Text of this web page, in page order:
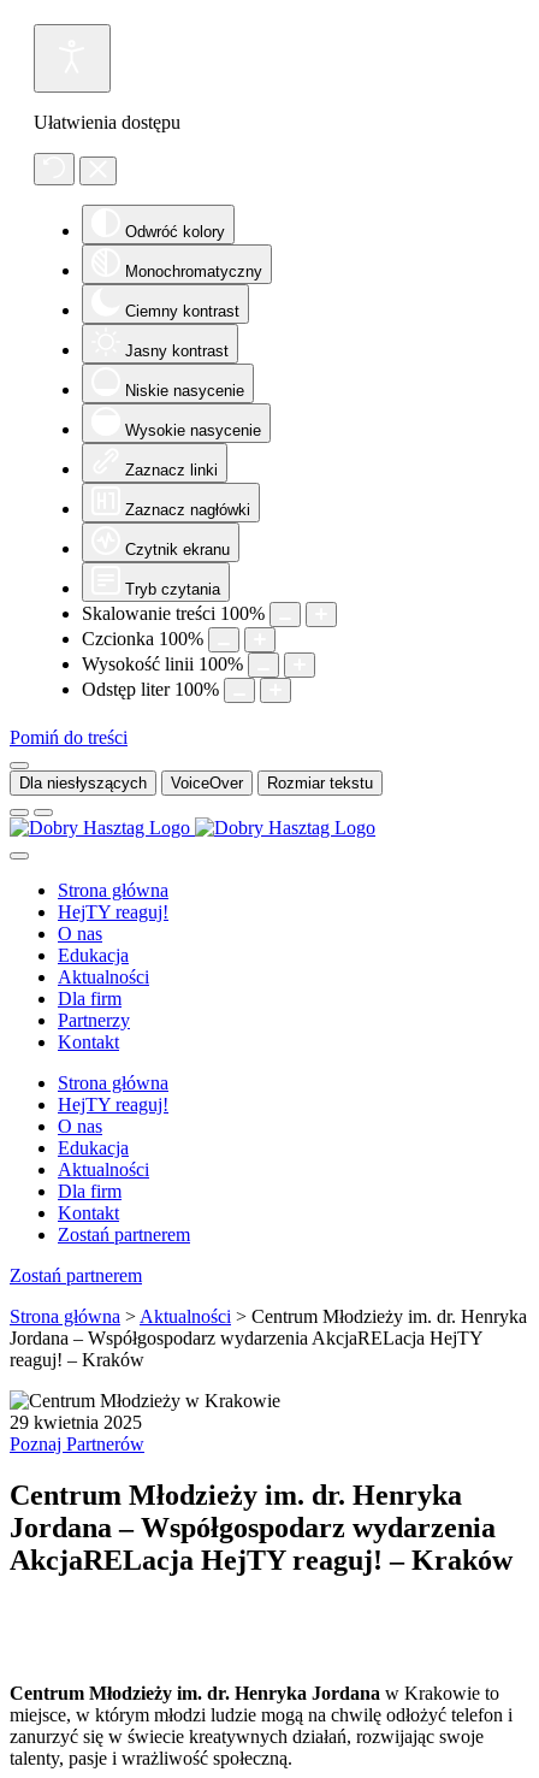
Ułatwienia dostępu
Odwróć kolory
Monochromatyczny
Ciemny kontrast
Jasny kontrast
Niskie nasycenie
Wysokie nasycenie
Zaznacz linki
Zaznacz nagłówki
Czytnik ekranu
Tryb czytania
Skalowanie treści 100%
Czcionka 100%
Wysokość linii 100%
Odstęp liter 100%
Pomiń do treści
Dla niesłyszących VoiceOver Rozmiar tekstu
Strona główna
HejTY reaguj!
O nas
Edukacja
Aktualności
Dla firm
Partnerzy
Kontakt
Strona główna
HejTY reaguj!
O nas
Edukacja
Aktualności
Dla firm
Kontakt
Zostań partnerem
Zostań partnerem
Strona główna > Aktualności > Centrum Młodzieży im. dr. Henryka
Jordana – Współgospodarz wydarzenia AkcjaRELacja HejTY
reaguj! – Kraków
29 kwietnia 2025
Poznaj Partnerów
Centrum Młodzieży im. dr. Henryka
Jordana – Współgospodarz wydarzenia
AkcjaRELacja HejTY reaguj! – Kraków
Centrum Młodzieży im. dr. Henryka Jordana w Krakowie to
miejsce, w którym młodzi ludzie mogą na chwilę odłożyć telefon i
zanurzyć się w świecie kreatywnych działań, rozwijając swoje
talenty, pasje i wrażliwość społeczną.